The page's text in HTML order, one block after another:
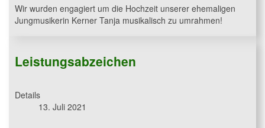
Wir wurden engagiert um die Hochzeit unserer ehemaligen
Jungmusikerin Kerner Tanja musikalisch zu umrahmen!
Leistungsabzeichen
Details
13. Juli 2021